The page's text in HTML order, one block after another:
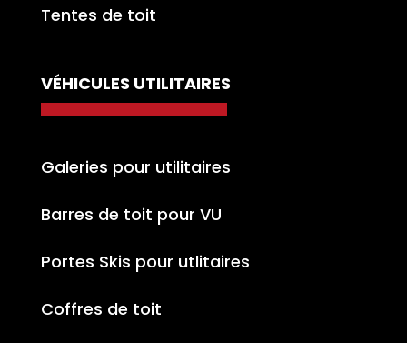
Tentes de toit
VÉHICULES UTILITAIRES
Galeries pour utilitaires
Barres de toit pour VU
Portes Skis pour utlitaires
Coffres de toit